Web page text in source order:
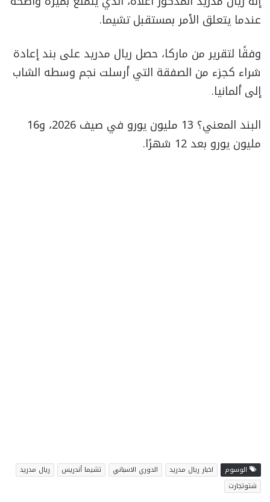
عندما يتعلق الأمر بمستقبل تشيما.
وفقًا لتقرير من ماركا، حصل ريال مدريد على بند إعادة
شراء كجزء من الصفقة التي أرسلت نجم وسطه الشاب
إلى ألمانيا.
البند المعني؟ 13 مليون يورو في صيف 2026، و16
مليون يورو بعد 12 شهرًا.
الوسوم اخبار ريال مدريد الدوري الاسباني تشيما أندريس
ريال مدريد
شتوتجارت